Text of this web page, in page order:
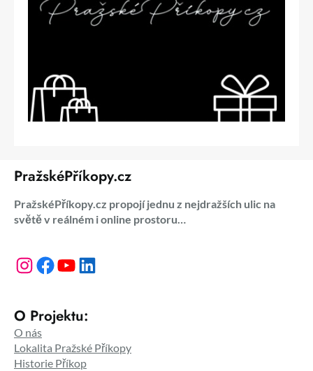
PražskéPříkopy.cz
PražskéPříkopy.cz propojí jednu z nejdražších ulic na
světě v reálném i online prostoru…
Instagram Facebook YouTube LinkedIn
O Projektu:
O nás
Lokalita Pražské Příkopy
Historie Příkop